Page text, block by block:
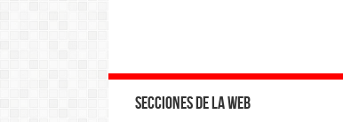
Secciones de la web